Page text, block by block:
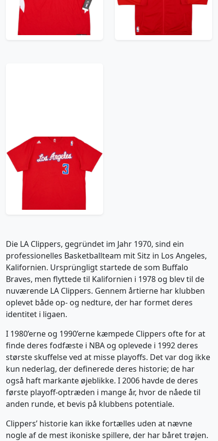
23.99£ · ca. €28
23.99£ · ca. €28
Trikot kaufen
2011-14 LA Clippers
Paul #3 adidas Tee -
6/10 - (XL)
Die LA Clippers, gegründet im Jahr 1970, sind ein
professionelles Basketballteam mit Sitz in Los Angeles,
Kalifornien. Ursprüngligt startede de som Buffalo
Braves, men flyttede til Kalifornien i 1978 og blev til de
nuværende LA Clippers. Gennem årtierne har klubben
oplevet både op- og nedture, der har formet deres
identitet i ligaen.
I 1980’erne og 1990’erne kæmpede Clippers ofte for at
finde deres fodfæste i NBA og oplevede i 1992 deres
største skuffelse ved at misse playoffs. Det var dog ikke
kun nederlag, der definerede deres historie; de har
også haft markante øjeblikke. I 2006 havde de deres
første playoff-optræden i mange år, hvor de nåede til
anden runde, et bevis på klubbens potentiale.
Clippers’ historie kan ikke fortælles uden at nævne
nogle af de mest ikoniske spillere, der har båret trøjen.